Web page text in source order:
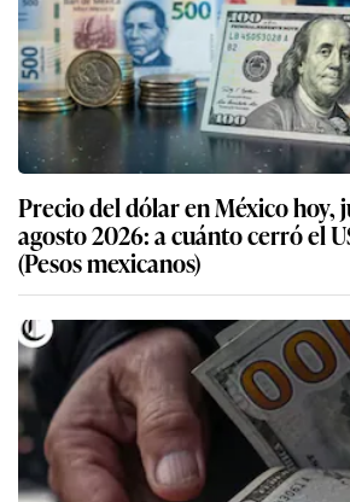
Precio del dólar en México hoy,
agosto 2026: a cuánto cerró el
(Pesos mexicanos)